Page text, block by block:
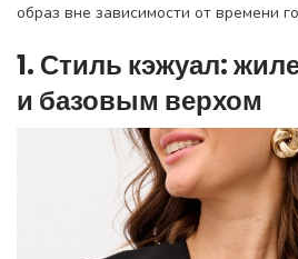
образ вне зависимости от времени
1. Стиль кэжуал:
и базовым верхом